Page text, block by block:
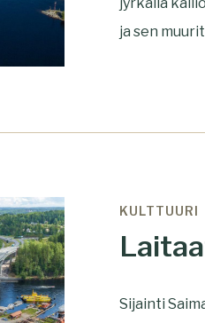
ja sen
KULTTUURI
Sijainti